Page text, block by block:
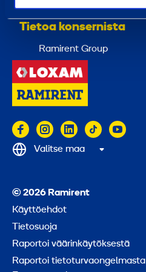
Tietoa konsernista
Ramirent Group
© 2026 Ramirent
Käyttöehdot
Tietosuoja
Raportoi väärinkäytöksestä
Raportoi tietoturvaongelmasta
Valitse maa